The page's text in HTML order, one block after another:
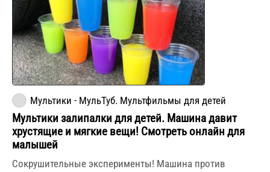
Мультики - МульТуб. Мультфильмы для детей
Мультики залипалки для детей. Машина давит
хрустящие и мягкие вещи! Смотреть онлайн для
малышей
Сокрушительные эксперименты! Машина против